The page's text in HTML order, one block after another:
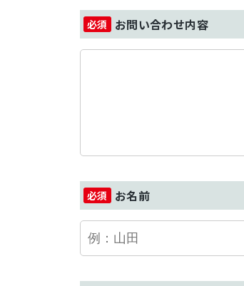
お問い合わせ内容
お名前